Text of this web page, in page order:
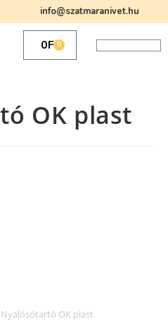
info@szatmaranivet.hu
0Ft0
OK plast
Nyalósótartó OK plast